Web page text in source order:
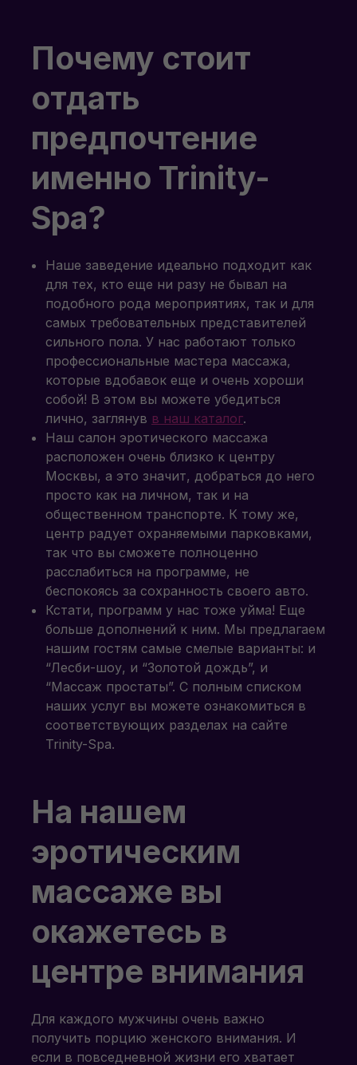
Почему стоит
отдать
предпочтение
именно Trinity-
Spa?
Наше заведение идеально подходит как
для тех, кто еще ни разу не бывал на
подобного рода мероприятиях, так и для
самых требовательных представителей
сильного пола. У нас работают только
профессиональные мастера массажа,
которые вдобавок еще и очень хороши
собой! В этом вы можете убедиться
лично, заглянув в наш каталог.
Наш салон эротического массажа
расположен очень близко к центру
Москвы, а это значит, добраться до него
просто как на личном, так и на
общественном транспорте. К тому же,
центр радует охраняемыми парковками,
так что вы сможете полноценно
расслабиться на программе, не
беспокоясь за сохранность своего авто.
Кстати, программ у нас тоже уйма! Еще
больше дополнений к ним. Мы предлагаем
нашим гостям самые смелые варианты: и
“Лесби-шоу, и “Золотой дождь”, и
“Массаж простаты”. С полным списком
наших услуг вы можете ознакомиться в
соответствующих разделах на сайте
Trinity-Spa.
На нашем
эротическим
массаже вы
окажетесь в
центре внимания
Для каждого мужчины очень важно
получить порцию женского внимания. И
если в повседневной жизни его хватает